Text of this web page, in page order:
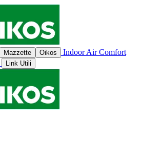
Mazzette Oikos
Indoor Air Comfort
Link Utili